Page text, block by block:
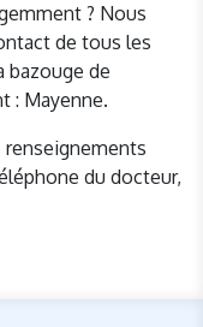
? Nous
de tous les
bazouge de
: Mayenne.
du docteur,